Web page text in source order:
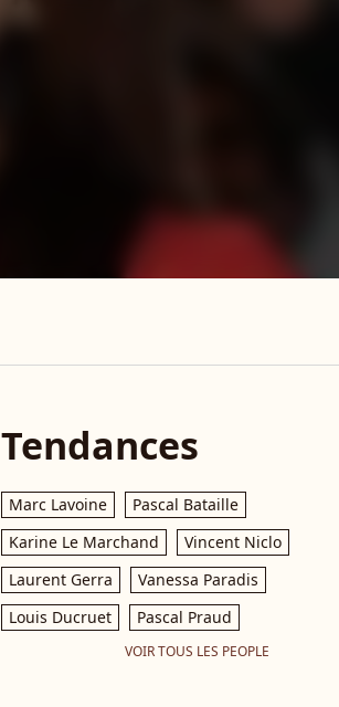
Tendances
Marc Lavoine
Pascal Bataille
Karine Le Marchand
Vincent Niclo
Laurent Gerra
Vanessa Paradis
Louis Ducruet
Pascal Praud
VOIR TOUS LES PEOPLE